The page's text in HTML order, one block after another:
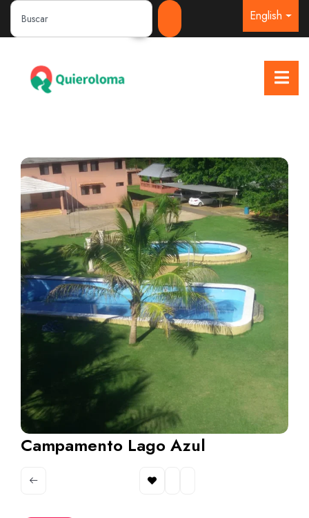
English
Campamento Lago Azul